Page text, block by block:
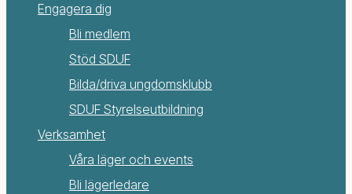
Engagera dig
Bli medlem
Stöd SDUF
Bilda/driva ungdomsklubb
SDUF Styrelseutbildning
Verksamhet
Våra läger och events
Bli lägerledare